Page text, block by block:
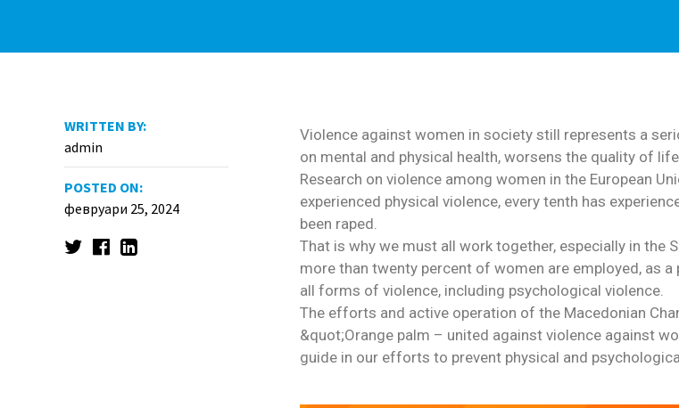
Violence against women in society still represents a
on mental and physical health, worsens the quality of
Research on violence among women in the European
experienced physical violence, every tenth has
been raped.
That is why we must all work together, especially in the
more than twenty percent of women are employed, as
all forms of violence, including psychological violence.
The efforts and active operation of the Macedonian
&quot;Orange palm – united against violence against
guide in our efforts to prevent physical and
WRITTEN BY:
admin
POSTED ON:
февруари 25, 2024